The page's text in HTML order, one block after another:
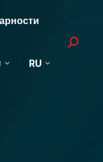
RU
Search: